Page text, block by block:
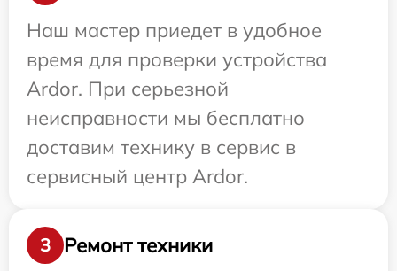
Наш мастер приедет в удобное
время для проверки устройства
Ardor. При серьезной
неисправности мы бесплатно
доставим технику в сервис в
сервисный центр Ardor.
3 Ремонт техники